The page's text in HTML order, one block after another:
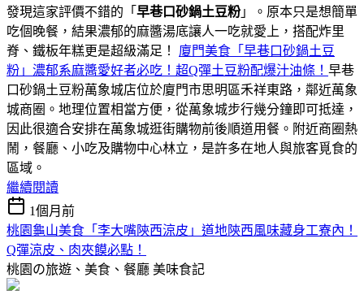
發現這家評價不錯的「 早巷口砂鍋土豆粉」。原本只是想簡單
吃個晚餐，結果濃郁的麻醬湯底讓人一吃就愛上，搭配炸里
脊、鐵板年糕更是超級滿足！ 廈門美食「早巷口砂鍋土豆
粉」濃郁系麻醬愛好者必吃！超Q彈土豆粉配爆汁油條！ 早巷
口砂鍋土豆粉萬象城店位於廈門市思明區禾祥東路，鄰近萬象
城商圈。地理位置相當方便，從萬象城步行幾分鐘即可抵達，
因此很適合安排在萬象城逛街購物前後順道用餐。附近商圈熱
鬧，餐廳、小吃及購物中心林立，是許多在地人與旅客覓食的
區域。
繼續閱讀
1個月前
桃園龜山美食「李大嘴陝西涼皮」道地陝西風味藏身工寮內！
Q彈涼皮、肉夾饃必點！
桃園の旅遊、美食、餐廳 美味食記